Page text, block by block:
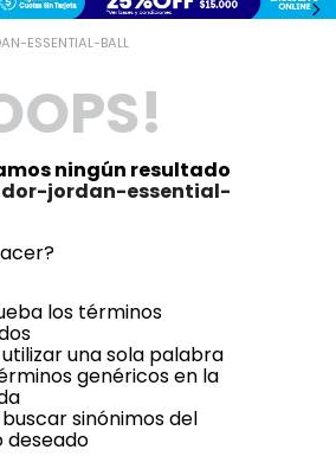
ESSENTIAL-BALL
ningún resultado
jordan-essential-
los términos
una sola palabra
genéricos en la
sinónimos del
deseado